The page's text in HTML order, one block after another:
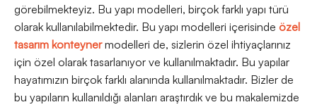
görebilmekteyiz. Bu yapı modelleri, birçok farklı yapı türü
olarak kullanılabilmektedir. Bu yapı modelleri içerisinde özel
tasarım konteyner modelleri de, sizlerin özel ihtiyaçlarınız
için özel olarak tasarlanıyor ve kullanılmaktadır. Bu yapılar
hayatımızın birçok farklı alanında kullanılmaktadır. Bizler de
bu yapıların kullanıldığı alanları araştırdık ve bu makalemizde